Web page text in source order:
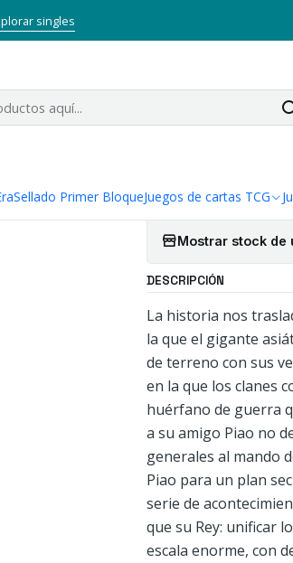
Sellado Primer BloqueJuegos de cartas TCG
singles
Mangas
KINGDOM
Agregar a la
Mostrar stock de
DESCRIPCIÓN
La historia nos
la que el gigante
de terreno con sus
en la que los clanes
huérfano de guerra
a su amigo Piao no
generales al mando
Piao para un plan
serie de
que su Rey: unificar
escala enorme, con